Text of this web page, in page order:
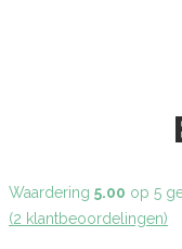
Waardering 5.00 op 5
(2 klantbeoordelingen)